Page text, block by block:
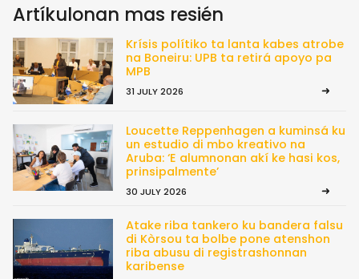
Artíkulonan mas resién
Krísis polítiko ta lanta kabes atrobe
na Boneiru: UPB ta retirá apoyo pa
MPB
31 JULY 2026
Loucette Reppenhagen a kuminsá ku
un estudio di mbo kreativo na
Aruba: ‘E alumnonan akí ke hasi kos,
prinsipalmente’
30 JULY 2026
Atake riba tankero ku bandera falsu
di Kòrsou ta bolbe pone atenshon
riba abusu di registrashonnan
karibense